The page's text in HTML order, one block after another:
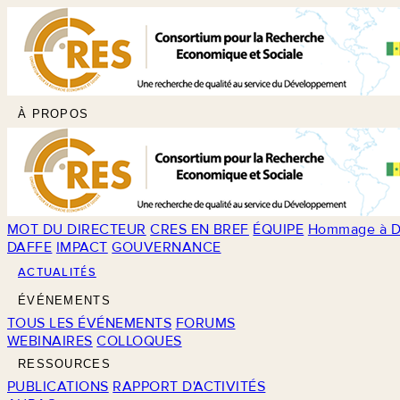
À PROPOS
MOT DU DIRECTEUR CRES EN BREF ÉQUIPE Hommage à
DAFFE IMPACT GOUVERNANCE
ACTUALITÉS
ÉVÉNEMENTS
TOUS LES ÉVÉNEMENTS FORUMS
WEBINAIRES COLLOQUES
RESSOURCES
PUBLICATIONS RAPPORT D'ACTIVITÉS